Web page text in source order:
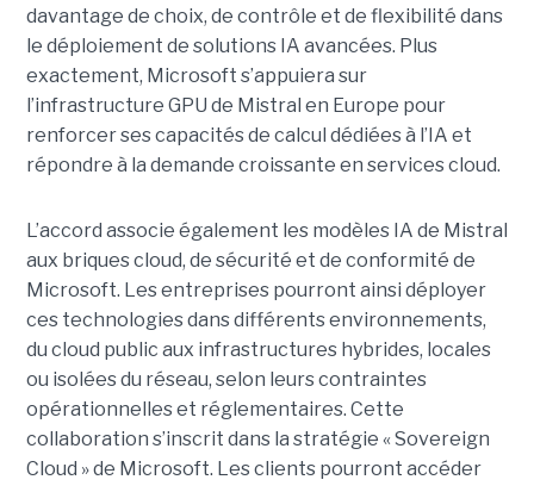
davantage de choix, de contrôle et de flexibilité dans
le déploiement de solutions IA avancées. Plus
exactement, Microsoft s’appuiera sur
l’infrastructure GPU de Mistral en Europe pour
renforcer ses capacités de calcul dédiées à l’IA et
répondre à la demande croissante en services cloud.
L’accord associe également les modèles IA de Mistral
aux briques cloud, de sécurité et de conformité de
Microsoft. Les entreprises pourront ainsi déployer
ces technologies dans différents environnements,
du cloud public aux infrastructures hybrides, locales
ou isolées du réseau, selon leurs contraintes
opérationnelles et réglementaires. Cette
collaboration s’inscrit dans la stratégie « Sovereign
Cloud » de Microsoft. Les clients pourront accéder